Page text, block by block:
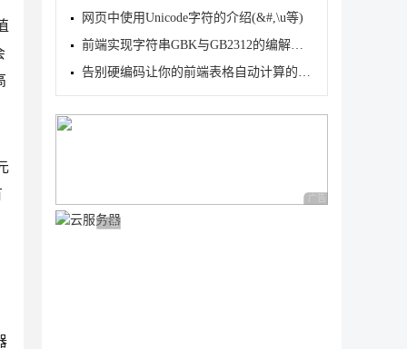
网页中使用Unicode字符的介绍(&#,\u等)
前端实现字符串GBK与GB2312的编解码(小结)
告别硬编码让你的前端表格自动计算的实例代码
广告 商业广告，理性
广告 商业广告，理性选择